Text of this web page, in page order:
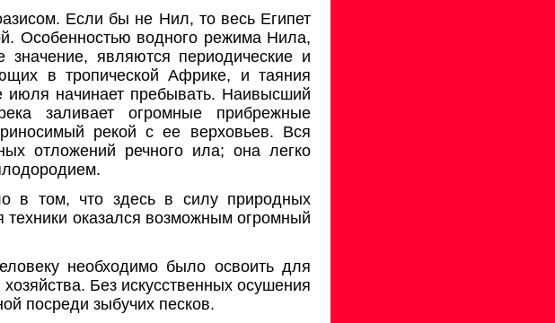
Если бы не Нил, то весь Египет
Особенностью водного режима Нила,
значение, являются периодические и
в тропической Африке, и таяния
начинает пребывать. Наивысший
заливает огромные прибрежные
рекой с ее верховьев. Вся
отложений речного ила; она легко
в том, что здесь в силу природных
оказался возможным огромный
необходимо было освоить для
Без искусственных осушения
посреди зыбучих песков.